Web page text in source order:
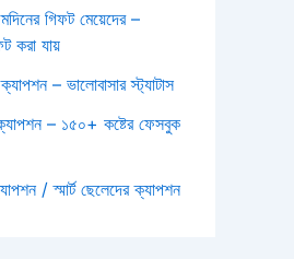
গিফট মেয়েদের –
করা যায়
– ভালোবাসার স্ট্যাটাস
– ১৫০+ কষ্টের ফেসবুক
/ স্মার্ট ছেলেদের ক্যাপশন